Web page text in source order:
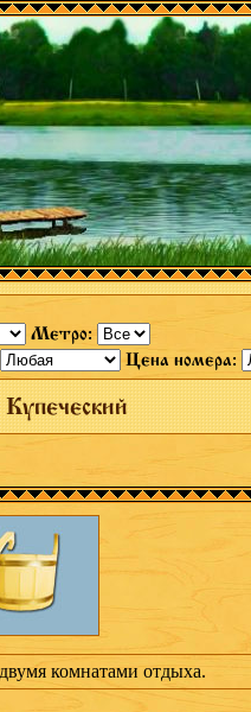
Метро:
Цена номера:
комнатами отдыха.